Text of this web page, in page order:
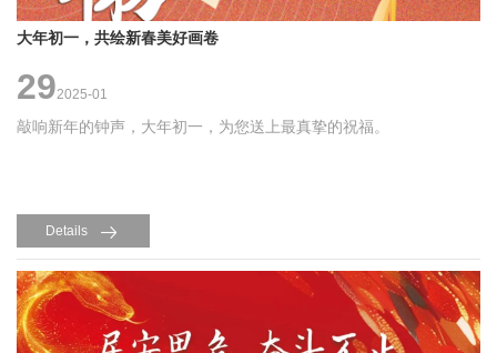
大年初一，共绘新春美好画卷
292025-01
敲响新年的钟声，大年初一，为您送上最真挚的祝福。
Details